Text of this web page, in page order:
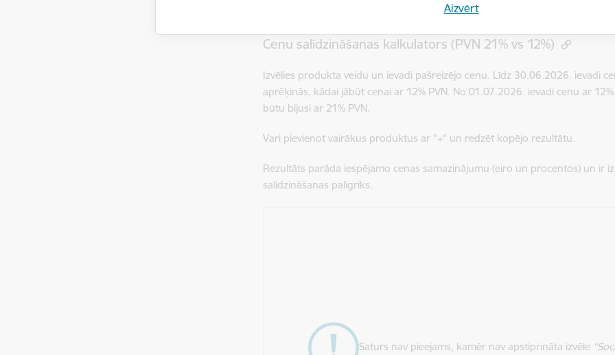
Aizvērt
Cenu salīdzināšanas kalkulators (PVN 21% vs 12%)
Izvēlies produkta veidu un ievadi pašreizējo cenu. Līdz 30.06.2026. ievadi
aprēķinās, kādai jābūt cenai ar 12% PVN. No 01.07.2026. ievadi cenu ar
būtu bijusi ar 21% PVN.
Vari pievienot vairākus produktus ar "+" un redzēt kopējo rezultātu.
Rezultāts parāda iespējamo cenas samazinājumu (eiro un procentos) un ir
salīdzināšanas palīgrīks.
Saturs nav pieejams, kamēr nav apstiprināta izvēle